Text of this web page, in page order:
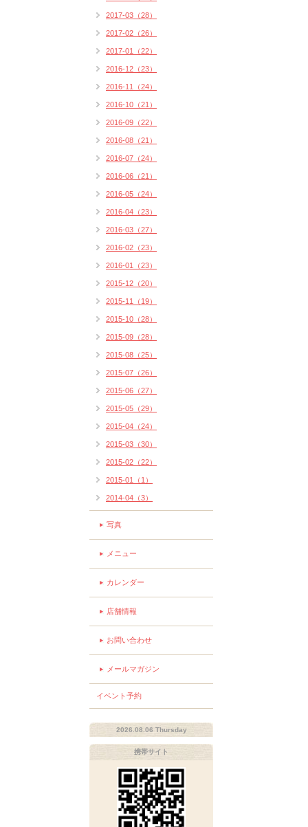
2017-03（28）
2017-02（26）
2017-01（22）
2016-12（23）
2016-11（24）
2016-10（21）
2016-09（22）
2016-08（21）
2016-07（24）
2016-06（21）
2016-05（24）
2016-04（23）
2016-03（27）
2016-02（23）
2016-01（23）
2015-12（20）
2015-11（19）
2015-10（28）
2015-09（28）
2015-08（25）
2015-07（26）
2015-06（27）
2015-05（29）
2015-04（24）
2015-03（30）
2015-02（22）
2015-01（1）
2014-04（3）
写真
メニュー
カレンダー
店舗情報
お問い合わせ
メールマガジン
イベント予約
2026.08.06 Thursday
携帯サイト